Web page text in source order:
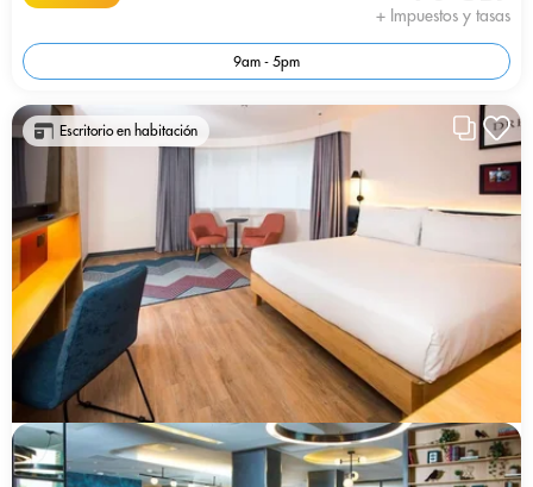
+ Impuestos y tasas
9am - 5pm
Escritorio en habitación